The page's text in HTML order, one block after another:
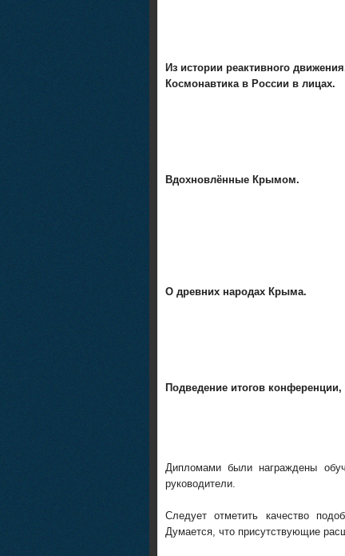
Из истории реактивного
Космонавтика в России в лицах.
Вдохновлённые Крымом.
О древних народах Крыма.
Подведение итогов конференции,
Дипломами были награждены
руководители.
Следует отметить качество
Думается, что присутствующие